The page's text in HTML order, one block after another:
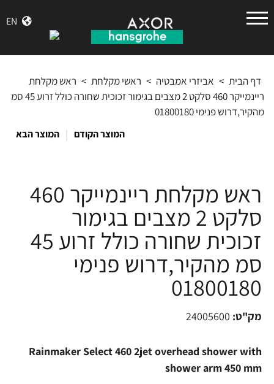
EN
גרואה
דף הבית > אביזרי אמבטיה > ראשי מקלחת > ראש מקלחת
ריינמייקר 460 סלקט 2 מצבים בגימור זכוכית שחורה כולל זרוע 45 סמ
מהקיר,דרוש פנימי 01800180
המוצר הקודם | המוצר הבא
ראש מקלחת ריינמייקר 460
סלקט 2 מצבים בגימור
זכוכית שחורה כולל זרוע 45
סמ מהקיר,דרוש פנימי
01800180
מק"ט: 24005600
Rainmaker Select 460 2jet overhead shower with
shower arm 450 mm